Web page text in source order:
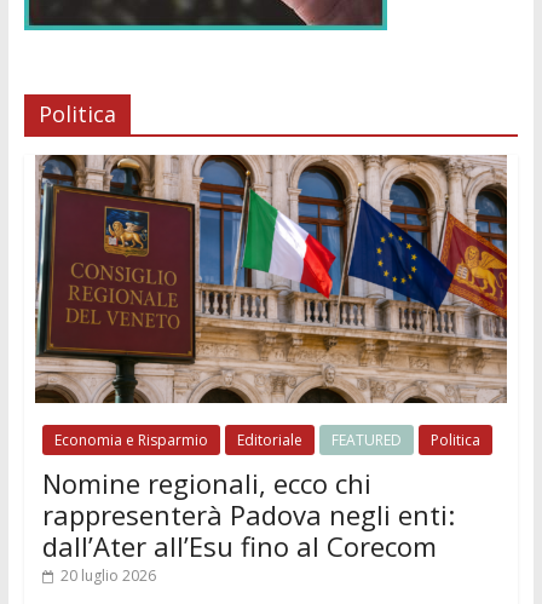
Politica
Economia e Risparmio Editoriale FEATURED Politica
Nomine regionali, ecco chi
rappresenterà Padova negli enti:
dall’Ater all’Esu fino al Corecom
20 luglio 2026